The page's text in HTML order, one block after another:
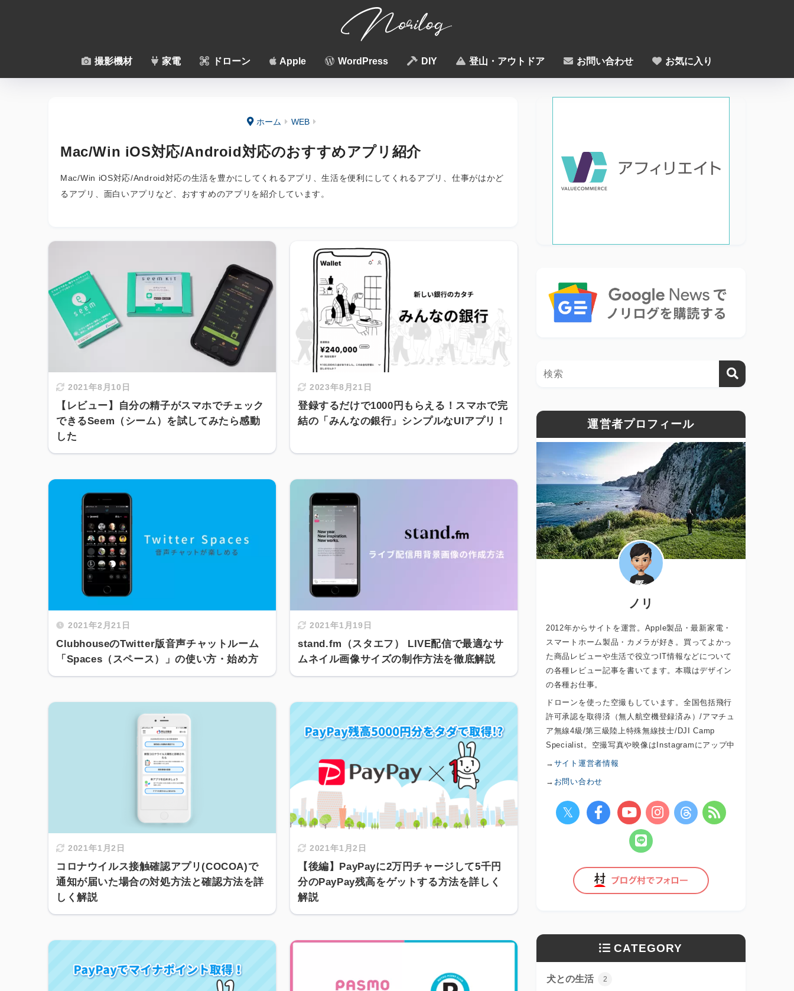
撮影機材 家電 ドローン Apple WordPress DIY 登山・アウトドア お問い合わせ お気に入り
ホーム WEB
Mac/Win iOS対応/Android対応のおすすめアプリ紹介
Mac/Win iOS対応/Android対応の生活を豊かにしてくれるアプリ、生活を便利にしてくれるアプリ、仕事がはかど
るアプリ、面白いアプリなど、おすすめのアプリを紹介しています。
2021年8月10日
【レビュー】自分の精子がスマホでチェック
できるSeem（シーム）を試してみたら感動
した
2023年8月21日
登録するだけで1000円もらえる！スマホで完
結の「みんなの銀行」シンプルなUIアプリ！
2021年2月21日
ClubhouseのTwitter版音声チャットルーム
「Spaces（スペース）」の使い方・始め方
2021年1月19日
stand.fm（スタエフ） LIVE配信で最適なサ
ムネイル画像サイズの制作方法を徹底解説
2021年1月2日
コロナウイルス接触確認アプリ(COCOA)で
通知が届いた場合の対処方法と確認方法を詳
しく解説
2021年1月2日
【後編】PayPayに2万円チャージして5千円
分のPayPay残高をゲットする方法を詳しく
解説
運営者プロフィール
ノリ
2012年からサイトを運営。Apple製品・最新家電・
スマートホーム製品・カメラが好き。買ってよかっ
た商品レビューや生活で役立つIT情報などについて
の各種レビュー記事を書いてます。本職はデザイン
の各種お仕事。
ドローンを使った空撮もしています。全国包括飛行
許可承認を取得済（無人航空機登録済み）/アマチュ
ア無線4級/第三級陸上特殊無線技士/DJI Camp
Specialist。空撮写真や映像はInstagramにアップ中
→ サイト運営者情報
→ お問い合わせ
CATEGORY
犬との生活 2